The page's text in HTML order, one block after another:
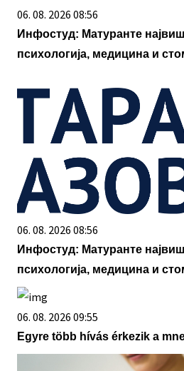
06. 08. 2026 08:56
Инфостуд: Матуранте
психологија, медицина и
06. 08. 2026 08:56
Инфостуд: Матуранте
психологија, медицина и
06. 08. 2026 09:55
Egyre több hívás érkezik a